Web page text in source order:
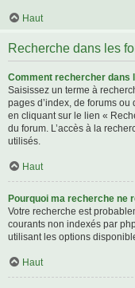
Haut
Recherche dans les
Comment rechercher dans
Saisissez un terme à
pages d’index, de forums
en cliquant sur le lien «
du forum. L’accès à la
utilisés.
Haut
Pourquoi ma recherche ne
Votre recherche est
courants non indexés par
utilisant les options
Haut